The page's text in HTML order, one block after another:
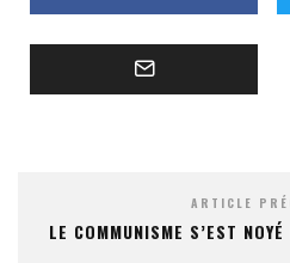
ARTICLE
LE COMMUNISME S’EST